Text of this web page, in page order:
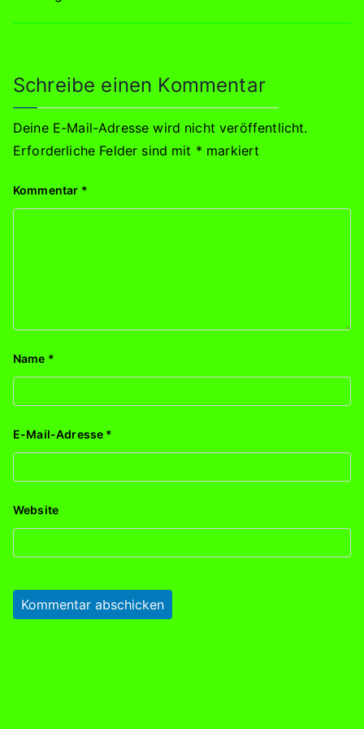
Schreibe einen Kommentar
Deine E-Mail-Adresse wird nicht veröffentlicht.
Erforderliche Felder sind mit * markiert
Kommentar *
Name *
E-Mail-Adresse *
Website